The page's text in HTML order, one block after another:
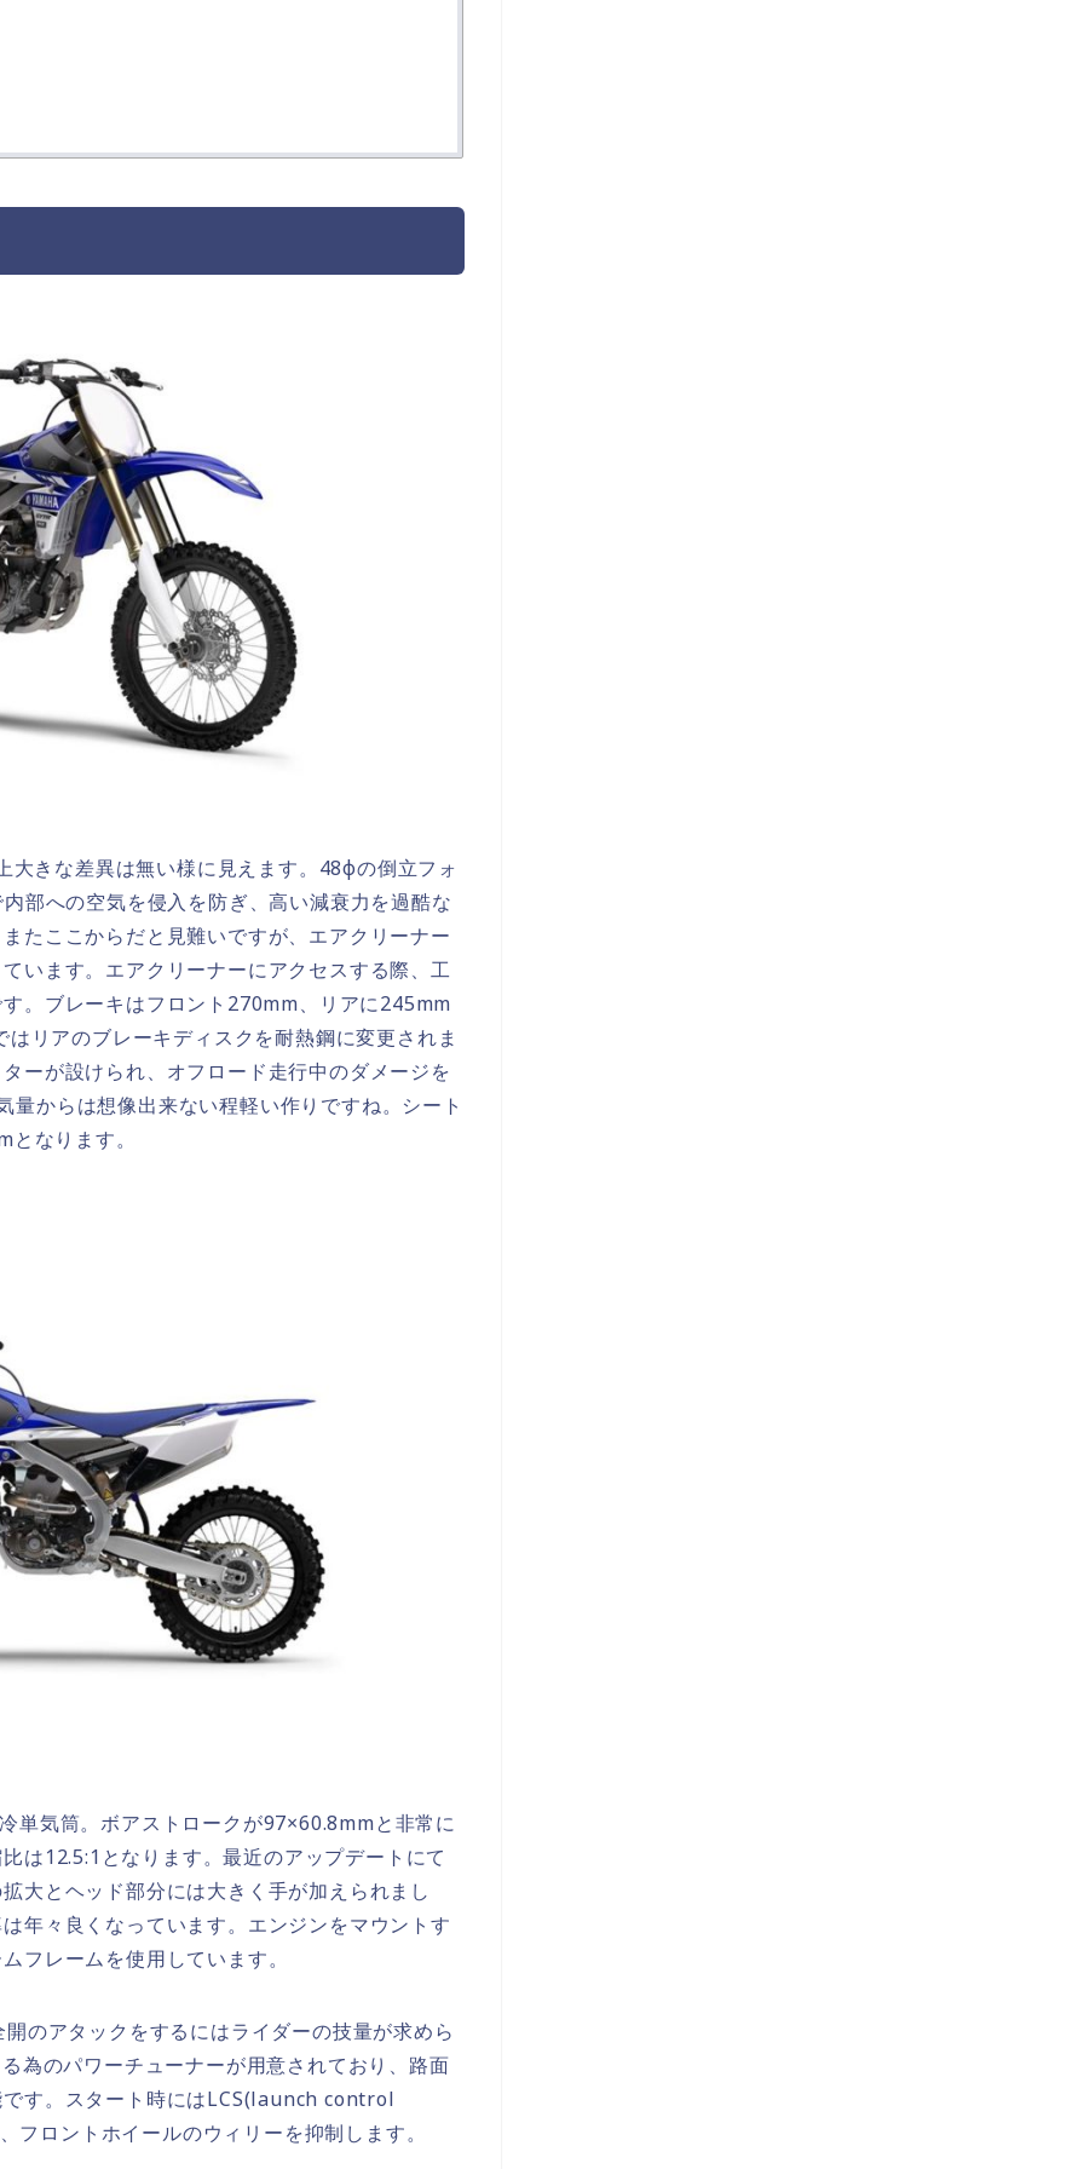
大きな差異は無い様に見えます。48φの倒立フォ
部への空気を侵入を防ぎ、高い減衰力を過酷な
たここからだと見難いですが、エアクリーナー
います。エアクリーナーにアクセスする際、工
。ブレーキはフロント270mm、リアに245mm
リアのブレーキディスクを耐熱鋼に変更されま
ーが設けられ、オフロード走行中のダメージを
からは想像出来ない程軽い作りですね。シート
なります。
単気筒。ボアストロークが97×60.8mmと非常に
は12.5:1となります。最近のアップデートにて
大とヘッド部分には大きく手が加えられまし
年々良くなっています。エンジンをマウントす
フレームを使用しています。
のアタックをするにはライダーの技量が求めら
為のパワーチューナーが用意されており、路面
す。スタート時にはLCS(launch control
ロントホイールのウィリーを抑制します。